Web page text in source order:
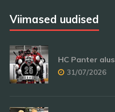
Viimased uudised
HC Panter
31/07/2026